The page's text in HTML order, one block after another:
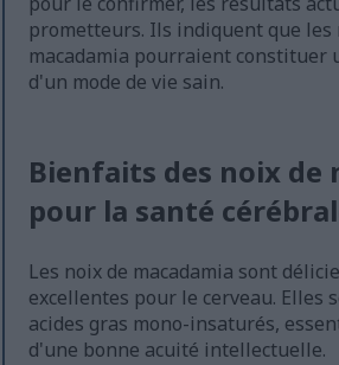
prometteurs. Ils indiquent que les
macadamia pourraient constituer
d'un mode de vie sain.
Bienfaits des noix de
pour la santé
Les noix de macadamia sont
excellentes pour le cerveau. Elles
acides gras mono-insaturés,
d'une bonne acuité intellectuelle.